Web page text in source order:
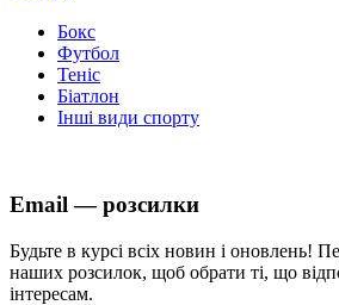
Бокс
Футбол
Теніс
Біатлон
Інші види спорту
Email — розсилки
Будьте в курсі всіх новин і оновлень!
наших розсилок, щоб обрати ті, що
інтересам.